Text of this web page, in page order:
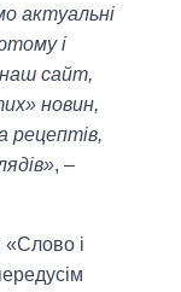
актуальні
і
наш сайт,
новин,
рецептів,
, –
«Слово і